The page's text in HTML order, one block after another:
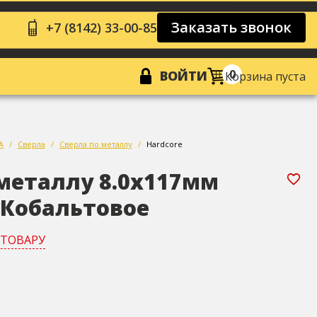
+7 (8142) 33-00-85 Заказать звонок
ВОЙТИ 0
Корзина пуста
Сверла Сверла по металлу Hardcore
8.0х117мм